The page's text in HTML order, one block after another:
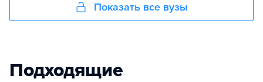
Показать все вузы
Подходящие